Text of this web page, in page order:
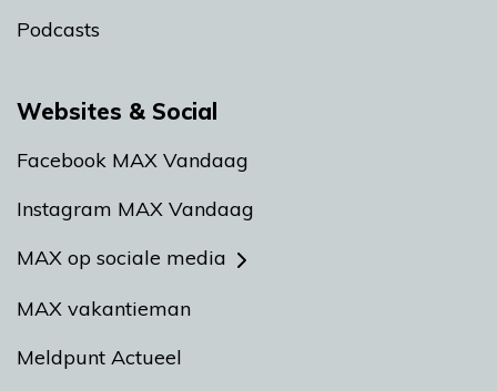
Podcasts
Websites & Social
Facebook MAX Vandaag
Instagram MAX Vandaag
MAX op sociale media
MAX vakantieman
Meldpunt Actueel